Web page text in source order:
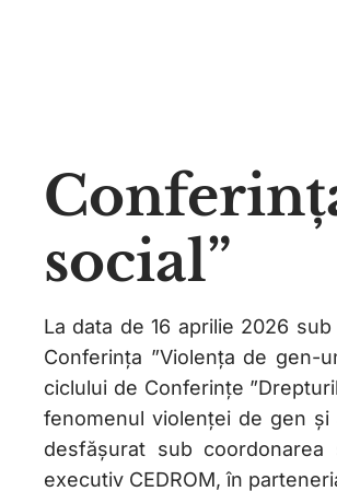
social”
La data de 16 aprilie 2026
Conferința ”Violența de gen-
ciclului de Conferințe
fenomenul violenței de gen
desfășurat sub coordonarea
executiv CEDROM, în